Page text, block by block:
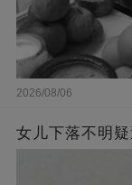
2026/08/06
女儿下落不明